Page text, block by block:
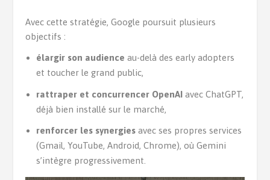
Avec cette stratégie, Google poursuit plusieurs
objectifs :
élargir son audience au-delà des early adopters
et toucher le grand public,
rattraper et concurrencer OpenAIavec ChatGPT,
déjà bien installé sur le marché,
renforcer les synergiesavec ses propres services
(Gmail, YouTube, Android, Chrome), où Gemini
s’intègre progressivement.